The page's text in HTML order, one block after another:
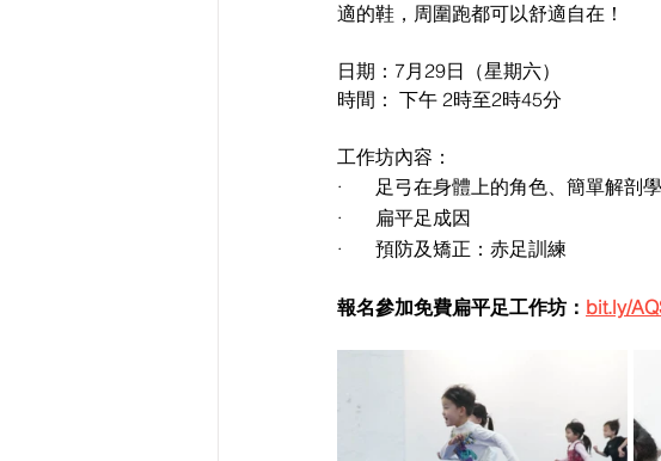
適的鞋，周圍跑都可以舒適自在！
日期：7月29日（星期六）
時間： 下午 2時至2時45分
工作坊內容：
·       足弓在身體上的角色、簡單解剖
·       扁平足成因
·       預防及矯正：赤足訓練
報名參加免費扁平足工作坊： bit.ly/